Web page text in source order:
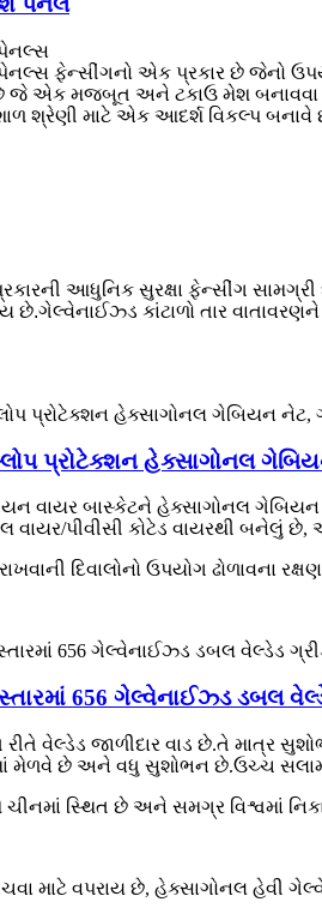
ફેન્સીંગનો એક પ્રકાર છે જેનો
જે એક મજબૂત અને ટકાઉ મેશ બનાવવા
શ્રેણી માટે એક આદર્શ વિકલ્પ બનાવે
આધુનિક સુરક્ષા ફેન્સીંગ સામગ્રી
છે.ગેલ્વેનાઈઝ્ડ કાંટાળો તાર
પ્રોટેક્શન હેક્સાગોનલ
વાયર બાસ્કેટને હેક્સાગોનલ
વાયર/પીવીસી કોટેડ વાયરથી બનેલું
દિવાલોનો ઉપયોગ ઢોળાવના
656 ગેલ્વેનાઈઝ્ડ ડબલ
વેલ્ડેડ જાળીદાર વાડ છે.તે માત્ર
મેળવે છે અને વધુ સુશોભન છે.ઉચ્ચ
સ્થિત છે અને સમગ્ર વિશ્વમાં